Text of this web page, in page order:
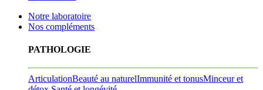
Notre laboratoire
Nos compléments
PATHOLOGIE
ArticulationBeauté au naturelImmunité et tonusMinceur et